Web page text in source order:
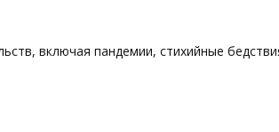
включая пандемии, стихийные